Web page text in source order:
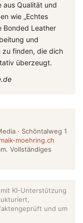
aus Qualität und
wie „Echtes
Bonded Leather
und
zu finden, die dich
überzeugt.
· Schöntalweg 1
moehring.ch
Vollständiges
KI-Unterstützung
und um